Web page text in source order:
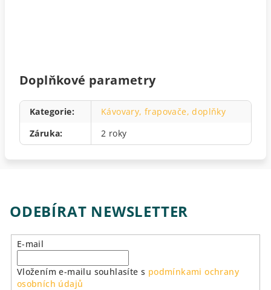
Doplňkové parametry
Kategorie:
Kávovary, frapovače, doplňky
Záruka: 2 roky
ODEBÍRAT NEWSLETTER
E-mail
Vložením e-mailu souhlasíte s podmínkami ochrany
osobních údajů